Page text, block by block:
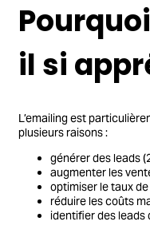
il si
L’emailing est
plusieurs raisons :
générer des leads
augmenter les
optimiser le taux
réduire les coûts
identifier des leads